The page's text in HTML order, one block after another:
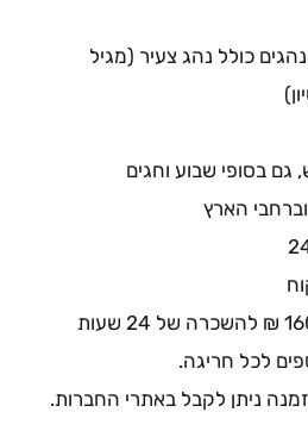
כולל נהג צעיר (מגיל
גם בסופי שבוע וחגים
הארץ
השירות לצרכן ייעלה 160 ₪ להשכרה של 24 שעות
ניתן לקבל באתרי החברות.